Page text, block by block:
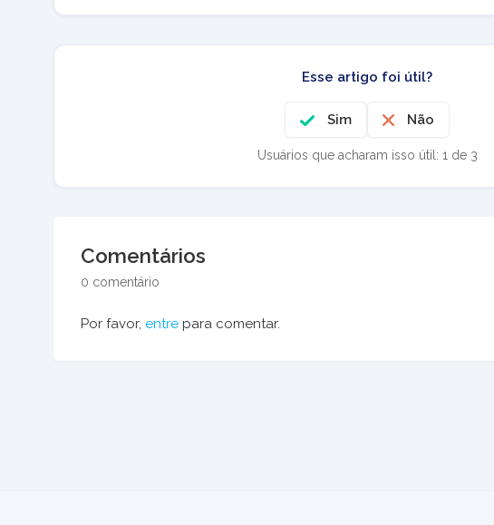
Esse artigo foi útil?
Sim Não
Usuários que acharam isso útil: 1 de 3
Comentários
0 comentário
Por favor, entre para comentar.